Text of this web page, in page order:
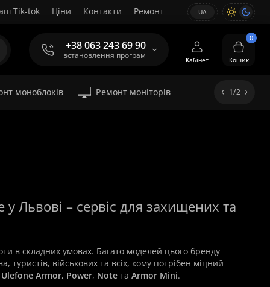
Tik-tok Ціни Контакти Ремонт UA
+38 063 243 69 90
встановлення програм Кабінет
0
Кошик
моноблоків Ремонт моніторів 1/2
Львові – сервіс для захищених та
в складних умовах. Багато моделей цього бренду
туристів, військових та всіх, кому потрібен міцний
Ulefone Armor, Power, Noteта Armor Mini.